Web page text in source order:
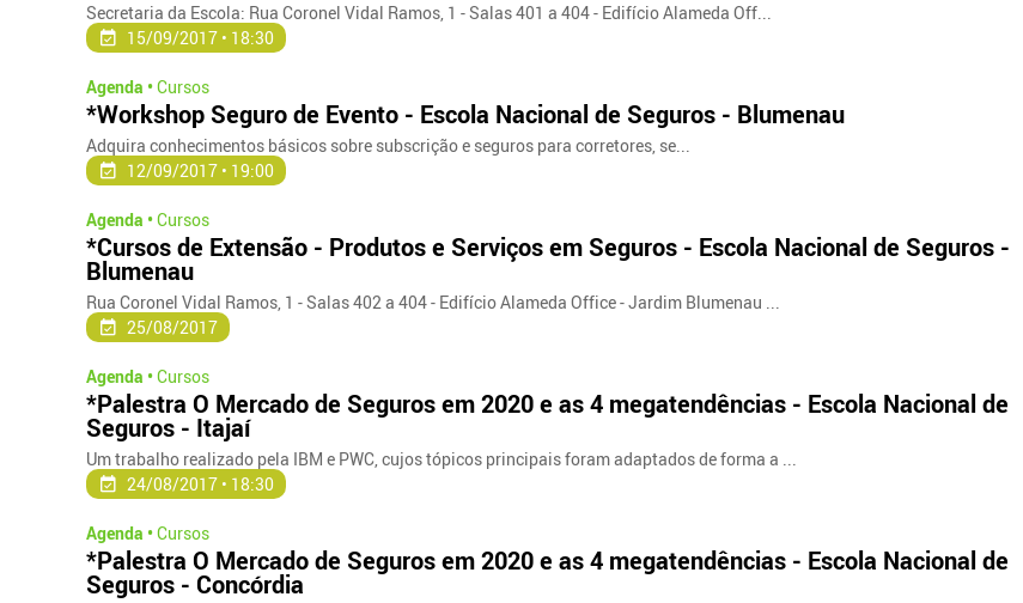
Secretaria da Escola: Rua Coronel Vidal Ramos, 1 - Salas 401 a 404 - Edifício Alameda Off...
15/09/2017 • 18:30
Agenda •Cursos
*Workshop Seguro de Evento - Escola Nacional de Seguros - Blumenau
Adquira conhecimentos básicos sobre subscrição e seguros para corretores, se...
12/09/2017 • 19:00
Agenda •Cursos
*Cursos de Extensão - Produtos e Serviços em Seguros - Escola Nacional de Seguros -
Blumenau
Rua Coronel Vidal Ramos, 1 - Salas 402 a 404 - Edifício Alameda Office - Jardim Blumenau ...
25/08/2017
Agenda •Cursos
*Palestra O Mercado de Seguros em 2020 e as 4 megatendências - Escola Nacional de
Seguros - Itajaí
Um trabalho realizado pela IBM e PWC, cujos tópicos principais foram adaptados de forma a ...
24/08/2017 • 18:30
Agenda •Cursos
*Palestra O Mercado de Seguros em 2020 e as 4 megatendências - Escola Nacional de
Seguros - Concórdia